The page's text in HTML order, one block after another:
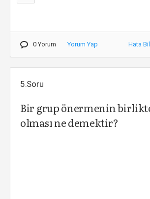
0 Yorum Yorum Yap Hata
5.Soru
Bir grup önermenin
olması ne demektir?